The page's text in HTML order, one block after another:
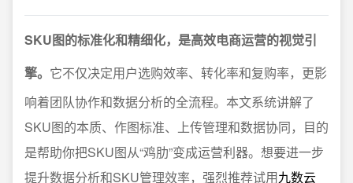
SKU图的标准化和精细化，是高效电商运营的视觉引
擎。 它不仅决定用户选购效率、转化率和复购率，更影
响着团队协作和数据分析的全流程。本文系统讲解了
SKU图的本质、作图标准、上传管理和数据协同，目的
是帮助你把SKU图从“鸡肋”变成运营利器。想要进一步
提升数据分析和SKU管理效率，强烈推荐试用九数云